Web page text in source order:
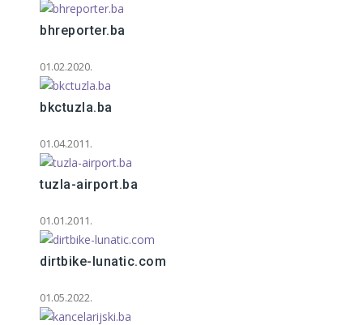
bhreporter.ba
01.02.2020.
bkctuzla.ba
01.04.2011.
tuzla-airport.ba
01.01.2011.
dirtbike-lunatic.com
01.05.2022.